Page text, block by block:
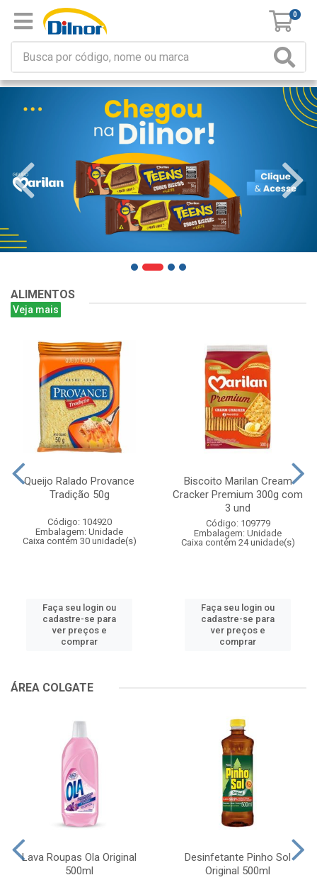
0
ALIMENTOS
Veja mais
Queijo Ralado Provance
Tradição 50g
Código: 104920
Embalagem: Unidade
Caixa contém 30 unidade(s)
Faça seu login ou
cadastre-se para
ver preços e
comprar
Biscoito Marilan Cream
Cracker Premium 300g com
3 und
Código: 109779
Embalagem: Unidade
Caixa contém 24 unidade(s)
Faça seu login ou
cadastre-se para
ver preços e
comprar
ÁREA COLGATE
Lava Roupas Ola Original
500ml
Desinfetante Pinho Sol
Original 500ml